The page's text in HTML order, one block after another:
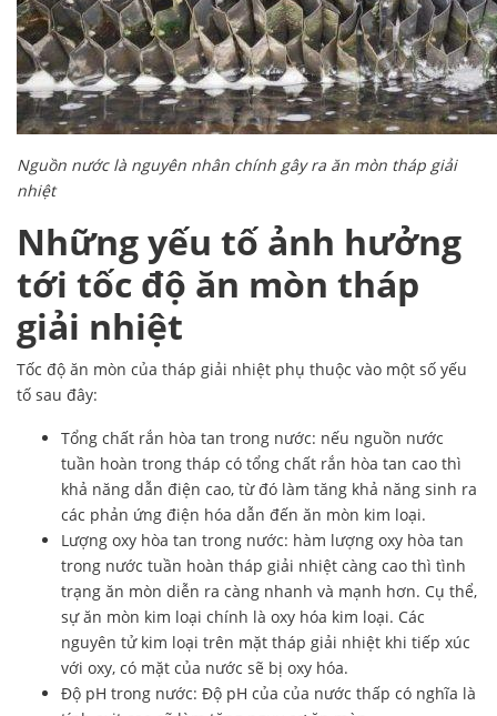
Nguồn nước là nguyên nhân chính gây ra ăn mòn tháp giải
nhiệt
Những yếu tố ảnh hưởng
tới tốc độ ăn mòn tháp
giải nhiệt
Tốc độ ăn mòn của tháp giải nhiệt phụ thuộc vào một số yếu
tố sau đây:
Tổng chất rắn hòa tan trong nước: nếu nguồn nước
tuần hoàn trong tháp có tổng chất rắn hòa tan cao thì
khả năng dẫn điện cao, từ đó làm tăng khả năng sinh ra
các phản ứng điện hóa dẫn đến ăn mòn kim loại.
Lượng oxy hòa tan trong nước: hàm lượng oxy hòa tan
trong nước tuần hoàn tháp giải nhiệt càng cao thì tình
trạng ăn mòn diễn ra càng nhanh và mạnh hơn. Cụ thể,
sự ăn mòn kim loại chính là oxy hóa kim loại. Các
nguyên tử kim loại trên mặt tháp giải nhiệt khi tiếp xúc
với oxy, có mặt của nước sẽ bị oxy hóa.
Độ pH trong nước: Độ pH của của nước thấp có nghĩa là